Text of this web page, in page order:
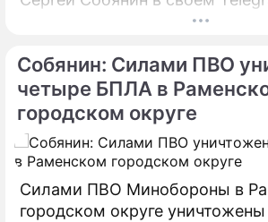
БПЛА уничтожены в городских
Собянин: Силами ПВО
четыре БПЛА в
городском округе
Силами ПВО Минобороны в
городском округе